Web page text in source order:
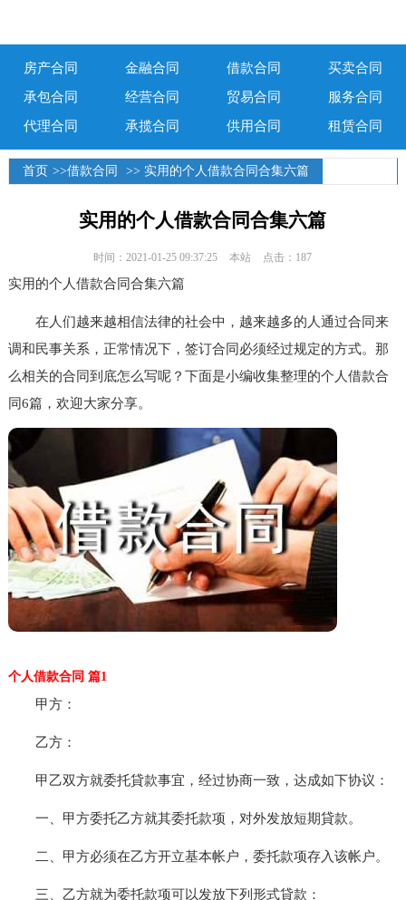
房产合同 金融合同 借款合同
买卖合同
承包合同
经营合同 贸易合同
服务合同
代理合同
承揽合同 供用合同 租赁合同
首页 >>借款合同 >> 实用的个人借款合同合集六篇
实用的个人借款合同合集六篇
时间：2021-01-25 09:37:25 本站 点击：187
实用的个人借款合同合集六篇
在人们越来越相信法律的社会中，越来越多的人通过合同来
调和民事关系，正常情况下，签订合同必须经过规定的方式。那
么相关的合同到底怎么写呢？下面是小编收集整理的个人借款合
同6篇，欢迎大家分享。
个人借款合同 篇1
甲方：
乙方：
甲乙双方就委托貸款事宜，经过协商一致，达成如下协议：
一、甲方委托乙方就其委托款项，对外发放短期貸款。
二、甲方必须在乙方开立基本帐户，委托款项存入该帐户。
三、乙方就为委托款项可以发放下列形式貸款：